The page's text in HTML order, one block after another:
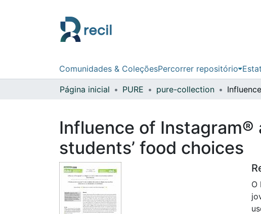
Comunidades & ColeçõesPercorrer repositório
Página inicial PURE pure-collection
Influence of
students’ food choices
O